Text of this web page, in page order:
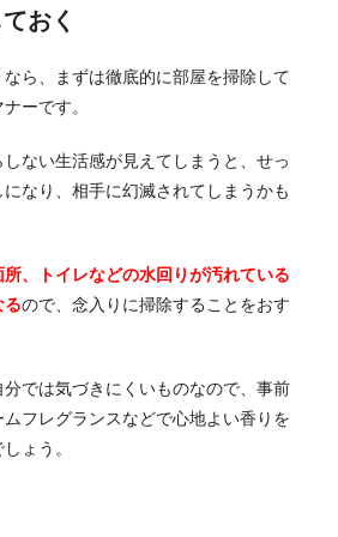
おく
ら、まずは徹底的に部屋を掃除して
ーです。
ない生活感が見えてしまうと、せっ
なり、相手に幻滅されてしまうかも
、トイレなどの水回りが汚れている
るので、念入りに掃除することをおす
では気づきにくいものなので、事前
フレグランスなどで心地よい香りを
ょう。